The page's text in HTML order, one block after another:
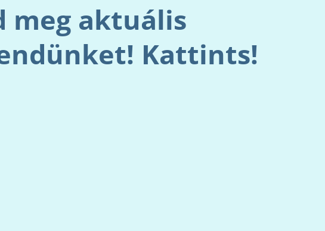
meg aktuális
Kattints!